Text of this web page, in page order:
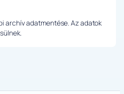
archív adatmentése. Az adatok